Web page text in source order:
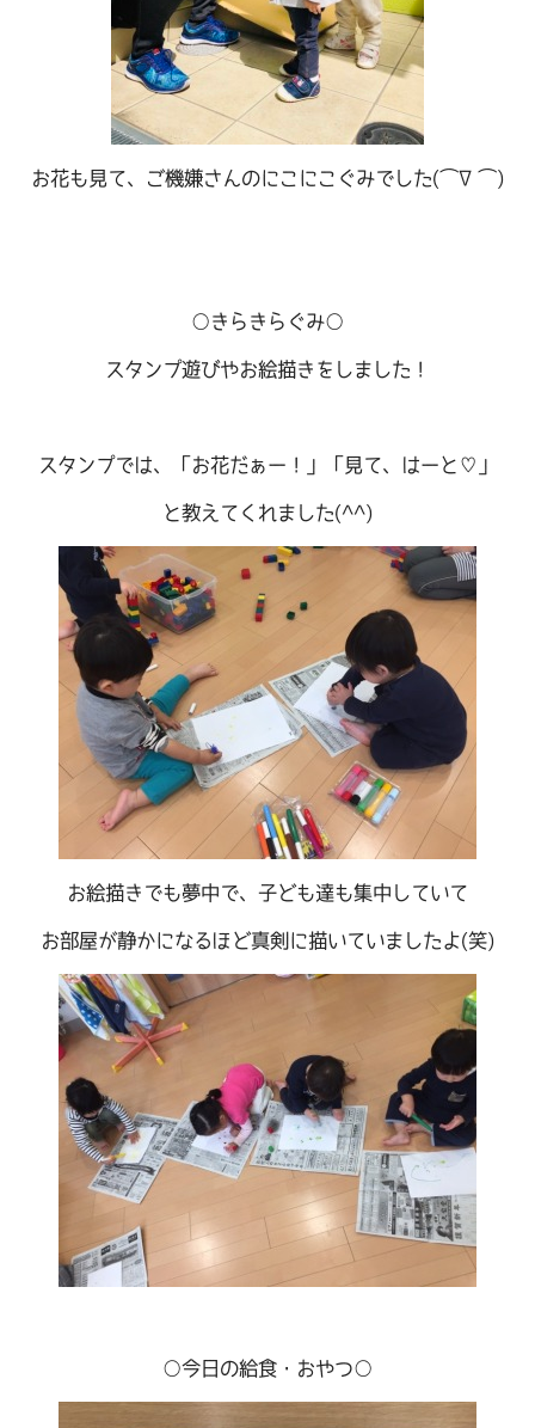
お花も見て、ご機嫌さんのにこにこぐみでした(⌒∇⌒)
○きらきらぐみ○
スタンプ遊びやお絵描きをしました！
スタンプでは、「お花だぁー！」「見て、はーと♡」
と教えてくれました(^^)
お絵描きでも夢中で、子ども達も集中していて
お部屋が静かになるほど真剣に描いていましたよ(笑)
○今日の給食・おやつ○